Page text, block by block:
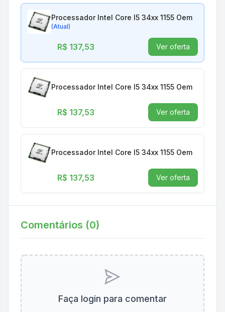
Processador Intel Core I5 34xx 1155 Oem
(Atual)
R$ 137,53 Ver oferta
Processador Intel Core I5 34xx 1155 Oem
R$ 137,53 Ver oferta
Processador Intel Core I5 34xx 1155 Oem
R$ 137,53 Ver oferta
Comentários (0)
Faça login para comentar